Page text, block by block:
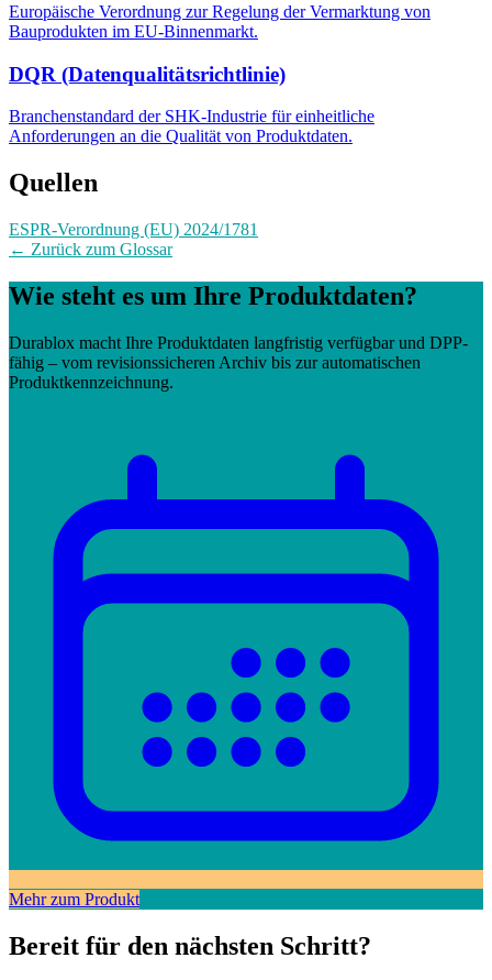
Europäische Verordnung zur Regelung der Vermarktung von
Bauprodukten im EU-Binnenmarkt.
DQR (Datenqualitätsrichtlinie)
Branchenstandard der SHK-Industrie für einheitliche
Anforderungen an die Qualität von Produktdaten.
Quellen
ESPR-Verordnung (EU) 2024/1781
← Zurück zum Glossar
Wie steht es um Ihre Produktdaten?
Durablox macht Ihre Produktdaten langfristig verfügbar und DPP-
fähig – vom revisionssicheren Archiv bis zur automatischen
Produktkennzeichnung.
Mehr zum Produkt
Bereit für den nächsten Schritt?